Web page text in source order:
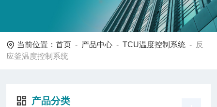
当前位置：首页 - 产品中心 -TCU温度控制系统 - 反
应釜温度控制系统
产品分类